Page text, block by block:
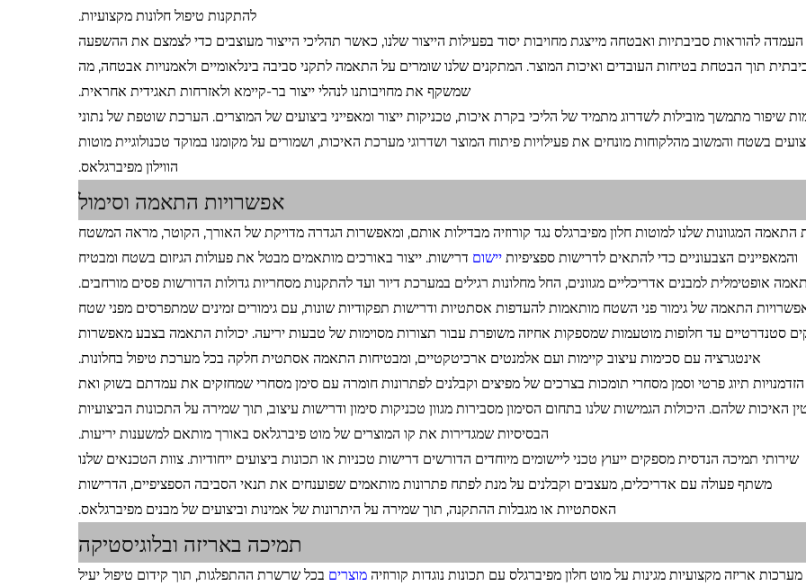
להתקנות טיפול חלונות מקצועיות.
העמדה להוראות סביבתיות ואבטחה מייצגת מחויבות יסוד בפעילות הייצור שלנו, כאשר תהליכי הייצור מעוצבים כדי לצמצם את ההשפעה
תוך הבטחת בטיחות העובדים ואיכות המוצר. המתקנים שלנו שומרים על התאמה לתקני סביבה בינלאומיים ולאמנויות אבטחה, מה
שמשקף את מחויבותנו לנהלי ייצור בר-קיימא ולאזרחות תאגידית אחראית.
שיפור מתמשך מובילות לשדרוג מתמיד של הליכי בקרת איכות, טכניקות ייצור ומאפייני ביצועים של המוצרים. הערכת שוטפת של נתוני
בשטח והמשוב מהלקוחות מונחים את פעילויות פיתוח המוצר ושדרוגי מערכת האיכות, ושמורים על מקומנו במוקד טכנולוגיית מוטות
הווילון מפיברגלאס.
אפשרויות התאמה וסימול
התאמה המגוונות שלנו למוטות חלון מפיברגלס נגד קורוזיה מבדילות אותם, ומאפשרות הגדרה מדויקת של האורך, הקוטר, מראה המשטח
והמאפיינים הצבעוניים כדי להתאים לדרישות ספציפיות יישום דרישות. ייצור באורכים מותאמים מבטל את פעולות הגיזום בשטח ומבטיח
אופטימלית למבנים אדריכליים מגוונים, החל מחלונות רגילים במערכת דיור ועד להתקנות מסחריות גדולות הדורשות פסים מורחבים.
התאמה של גימור פני השטח מותאמות להעדפות אסתטיות ודרישות תפקודיות שונות, עם גימורים זמינים שמתפרסים מפני שטח
סטנדרטיים עד חלופות מוטעמות שמספקות אחיזה משופרת עבור תצורות מסוימות של טבעות יריעה. יכולות התאמה בצבע מאפשרות
אינטגרציה עם סכימות עיצוב קיימות ועם אלמנטים ארכיטקטיים, ומבטיחות התאמה אסתטית חלקה בכל מערכת טיפול בחלונות.
הזדמנויות תיוג פרטי וסמן מסחרי תומכות בצרכים של מפיצים וקבלנים לפתרונות חומרה עם סימן מסחרי שמחזקים את עמדתם בשוק ואת
האיכות שלהם. היכולות הגמישות שלנו בתחום הסימון מסבירות מגוון טכניקות סימון ודרישות עיצוב, תוך שמירה על התכונות הביצועיות
הבסיסיות שמגדירות את קו המוצרים של מוט פיברגלאס באורך מותאם למשענות יריעות.
שירותי תמיכה הנדסית מספקים ייעוץ טכני ליישומים מיוחדים הדורשים דרישות טכניות או תכונות ביצועים ייחודיות. צוות הטכנאים שלנו
משתף פעולה עם אדריכלים, מעצבים וקבלנים על מנת לפתח פתרונות מותאמים שפוענחים את תנאי הסביבה הספציפיים, הדרישות
האסתטיות או מגבלות ההתקנה, תוך שמירה על היתרונות של אמינות וביצועים של מבנים מפיברגלאס.
תמיכה באריזה ובלוגיסטיקה
מערכות אריזה מקצועיות מגינות על מוט חלון מפיברגלס עם תכונות נוגדות קורוזיה מוצרים בכל שרשרת ההתפלגות, תוך קידום טיפול יעיל